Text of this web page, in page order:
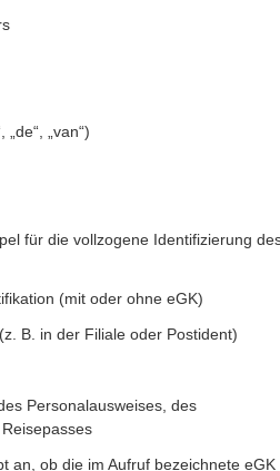
„van“)
für die vollzogene Identifizierung
(mit oder ohne eGK)
B. in der Filiale oder Postident)
Personalausweises, des
an, ob die im Aufruf bezeichnete